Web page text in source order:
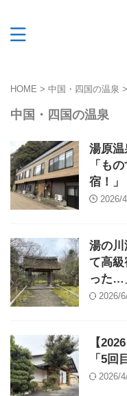
HOME > 中国・四国の温泉 >
中国・四国の温泉
湯原
「も
宿！」
2026/
湯の
て高
った…
2026/
【
「5回
2026/